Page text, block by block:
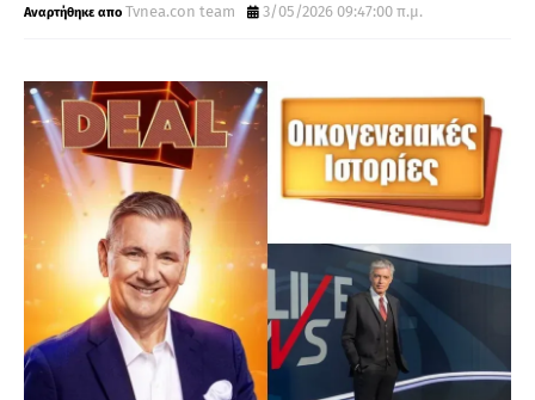
Tvnea.con team 3/05/2026 09:47:00 π.μ.